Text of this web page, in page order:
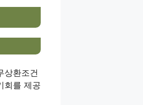
상환조건
회를 제공